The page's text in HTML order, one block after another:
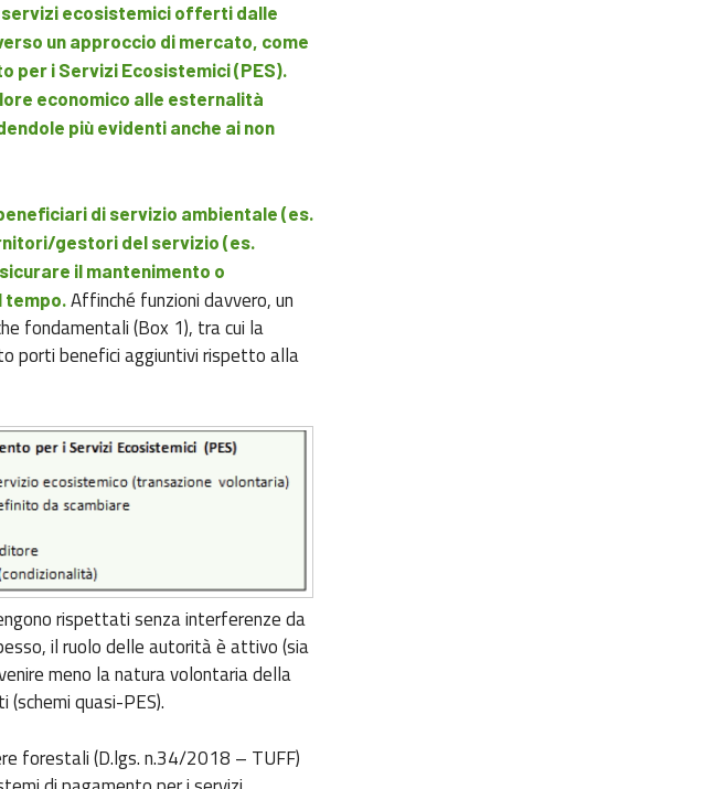
servizi ecosistemici offerti dalle
un approccio di mercato, come
per i Servizi Ecosistemici (PES).
economico alle esternalità
più evidenti anche ai non
di servizio ambientale (es.
gestori del servizio (es.
il mantenimento o
tempo.Affinché funzioni davvero, un
fondamentali (Box 1), tra cui la
porti benefici aggiuntivi rispetto alla
rispettati senza interferenze da
il ruolo delle autorità è attivo (sia
meno la natura volontaria della
quasi-PES).
forestali (D.lgs. n.34/2018 – TUFF)